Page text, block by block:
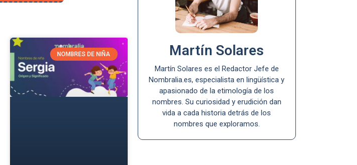
NOMBRES DE NIÑA Martín Solares
Martín Solares es el Redactor Jefe de
Nombralia.es, especialista en lingüística y
apasionado de la etimología de los
nombres. Su curiosidad y erudición dan
vida a cada historia detrás de los
nombres que exploramos.